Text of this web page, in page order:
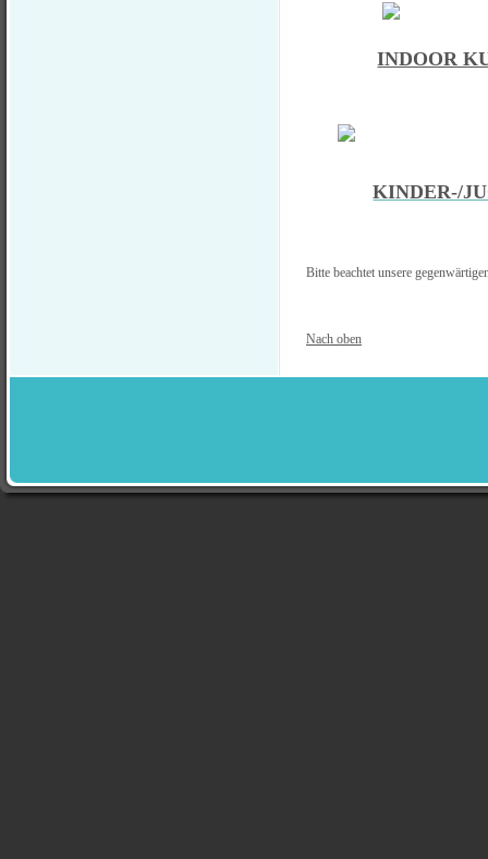
INDOOR
KINDER-/
Bitte beachtet unsere
Nach oben